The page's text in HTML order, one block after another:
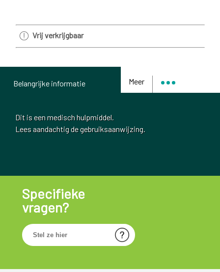
Vrij verkrijgbaar
Meer
Belangrijke informatie
Dit is een medisch hulpmiddel.
Lees aandachtig de gebruiksaanwijzing.
Specifieke
vragen?